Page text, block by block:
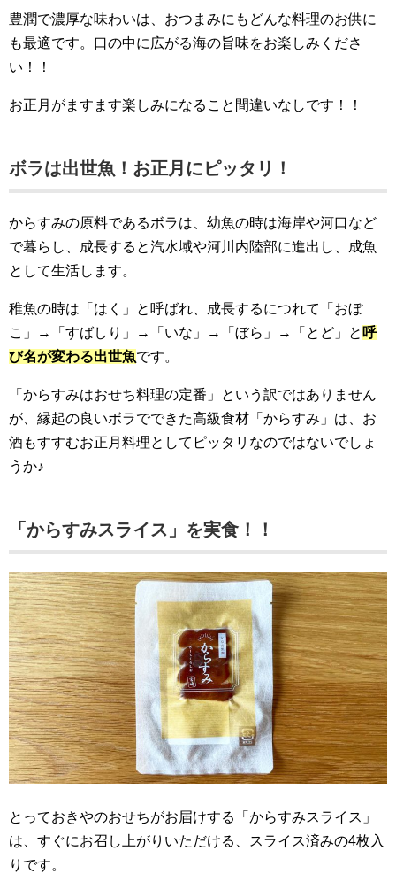
豊潤で濃厚な味わいは、おつまみにもどんな料理のお供に
も最適です。口の中に広がる海の旨味をお楽しみくださ
い！！
お正月がますます楽しみになること間違いなしです！！
ボラは出世魚！お正月にピッタリ！
からすみの原料であるボラは、幼魚の時は海岸や河口など
で暮らし、成長すると汽水域や河川内陸部に進出し、成魚
として生活します。
稚魚の時は「はく」と呼ばれ、成長するにつれて「おぼ
こ」→「すばしり」→「いな」→「ぼら」→「とど」と 呼
び名が変わる出世魚です。
「からすみはおせち料理の定番」という訳ではありません
が、縁起の良いボラでできた高級食材「からすみ」は、お
酒もすすむお正月料理としてピッタリなのではないでしょ
うか♪
「からすみスライス」を実食！！
とっておきやのおせちがお届けする「からすみスライス」
は、すぐにお召し上がりいただける、スライス済みの4枚入
りです。